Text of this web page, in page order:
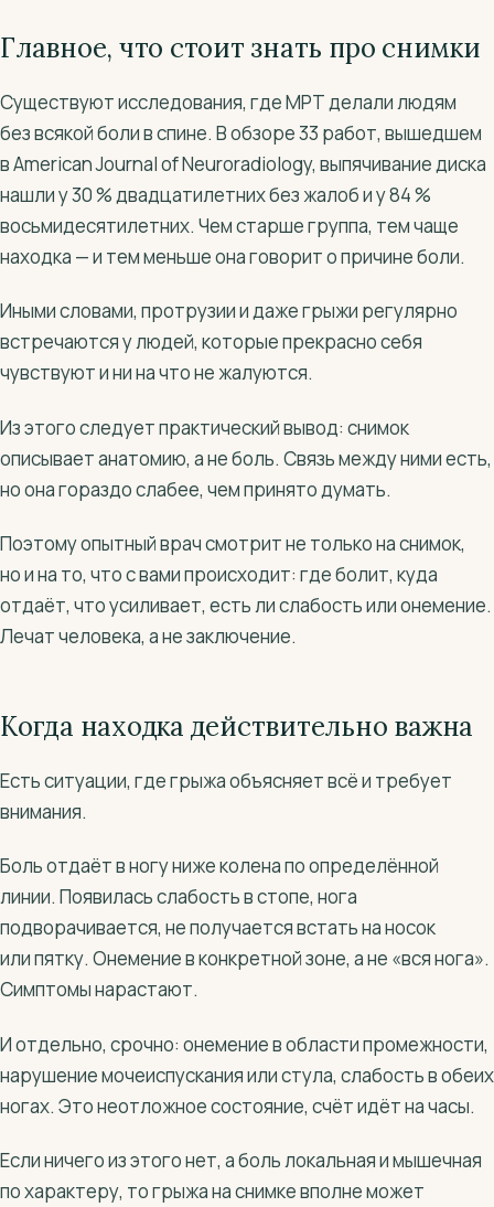
Главное, что стоит знать про снимки
Существуют исследования, где МРТ делали людям
без всякой боли в спине. В обзоре 33 работ, вышедшем
в American Journal of Neuroradiology, выпячивание диска
нашли у 30 % двадцатилетних без жалоб и у 84 %
восьмидесятилетних. Чем старше группа, тем чаще
находка — и тем меньше она говорит о причине боли.
Иными словами, протрузии и даже грыжи регулярно
встречаются у людей, которые прекрасно себя
чувствуют и ни на что не жалуются.
Из этого следует практический вывод: снимок
описывает анатомию, а не боль. Связь между ними есть,
но она гораздо слабее, чем принято думать.
Поэтому опытный врач смотрит не только на снимок,
но и на то, что с вами происходит: где болит, куда
отдаёт, что усиливает, есть ли слабость или онемение.
Лечат человека, а не заключение.
Когда находка действительно важна
Есть ситуации, где грыжа объясняет всё и требует
внимания.
Боль отдаёт в ногу ниже колена по определённой
линии. Появилась слабость в стопе, нога
подворачивается, не получается встать на носок
или пятку. Онемение в конкретной зоне, а не «вся нога».
Симптомы нарастают.
И отдельно, срочно: онемение в области промежности,
нарушение мочеиспускания или стула, слабость в обеих
ногах. Это неотложное состояние, счёт идёт на часы.
Если ничего из этого нет, а боль локальная и мышечная
по характеру, то грыжа на снимке вполне может